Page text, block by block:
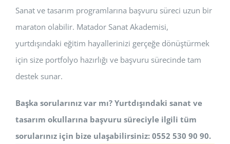
Sanat ve tasarım programlarına başvuru süreci uzun bir
maraton olabilir. Matador Sanat Akademisi,
yurtdışındaki eğitim hayallerinizi gerçeğe dönüştürmek
için size portfolyo hazırlığı ve başvuru sürecinde tam
destek sunar.
Başka sorularınız var mı? Yurtdışındaki sanat ve
tasarım okullarına başvuru süreciyle ilgili tüm
sorularınız için bize ulaşabilirsiniz: 0552 530 90 90.